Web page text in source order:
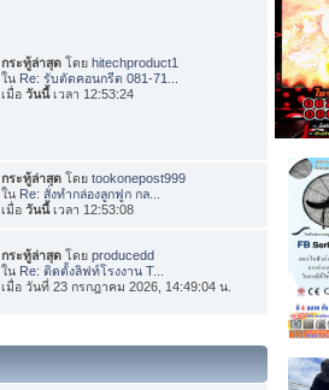
กระทู้ล่าสุด โดยhitechproduct1
ใน Re: รับตัดคอนกรีต 081-71...
เมื่อวันนี้เวลา 12:53:24
กระทู้ล่าสุด โดยtookonepost999
ใน Re: สั่งทำกล่องลูกฟูก กล...
เมื่อวันนี้เวลา 12:53:08
กระทู้ล่าสุด โดยproducedd
ใน Re: ติดตั้งลิฟท์โรงงาน T...
เมื่อ วันที่ 23 กรกฎาคม 2026, 14:49:04 น.